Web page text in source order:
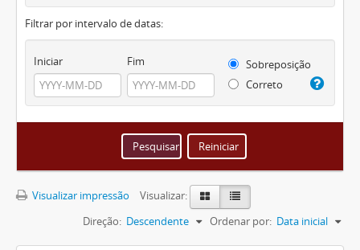
Filtrar por intervalo de datas:
Iniciar Fim
Sobreposição
Correto
Visualizar impressão
Visualizar:
Ordenar por: Data inicial
Direção: Descendente